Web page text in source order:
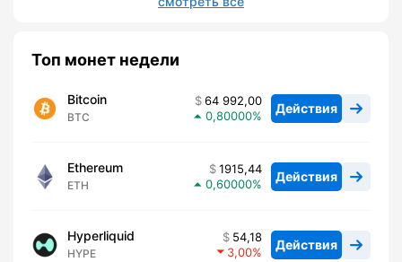
Топ монет недели
Bitcoin
BTC
64 992,00
0,80000
Действия
Ethereum
ETH
1915,44
0,60000
Действия
Hyperliquid
HYPE
54,18
3,00
Действия